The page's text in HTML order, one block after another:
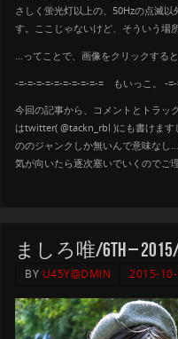
さしく蛍光灯以上の、50Hzの点滅
す。ここじゃないけど、そういう場
…ってことで、画像をクリックする
-=-=-=-=-=-=-=-=-=-= もいっこ。 -
今回の記事から、コメントとトラッ
はtwitter( @tackn_rbl )にも書けます
ののジャンクしか無いんで意味なし
気が向いたら逐次塞いでいくのでご
ましろ唯/6th –
BY U45Y@DMIN 2015-